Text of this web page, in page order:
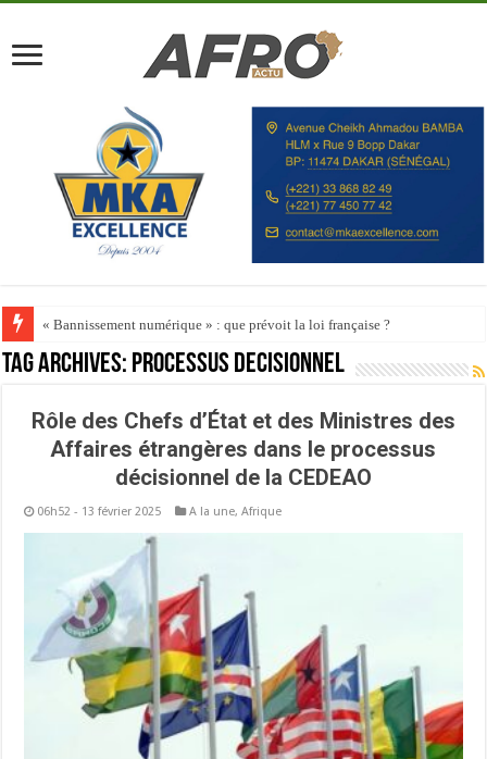
« Bannissement numérique » : que prévoit la loi française ?
Tag Archives: Processus décisionnel
Rôle des Chefs d’État et des Ministres des
Affaires étrangères dans le processus
décisionnel de la CEDEAO
06h52 - 13 février 2025 A la une,Afrique